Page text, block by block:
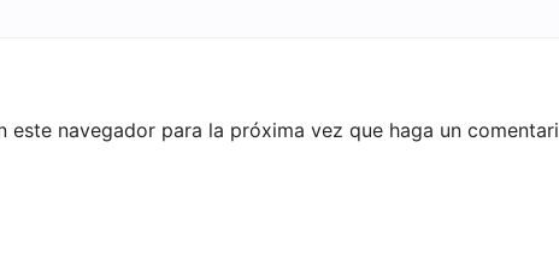
navegador para la próxima vez que haga un